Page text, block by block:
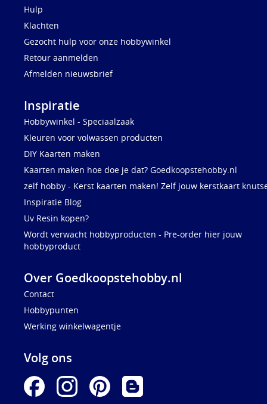
Hulp
Klachten
Gezocht hulp voor onze hobbywinkel
Retour aanmelden
Afmelden nieuwsbrief
Inspiratie
Hobbywinkel - Speciaalzaak
Kleuren voor volwassen producten
DIY Kaarten maken
Kaarten maken hoe doe je dat? Goedkoopstehobby.nl
zelf hobby - Kerst kaarten maken! Zelf jouw kerstkaart
Inspiratie Blog
Uv Resin kopen?
Wordt verwacht hobbyproducten - Pre-order hier jouw
hobbyproduct
Over Goedkoopstehobby.nl
Contact
Hobbypunten
Werking winkelwagentje
Volg ons